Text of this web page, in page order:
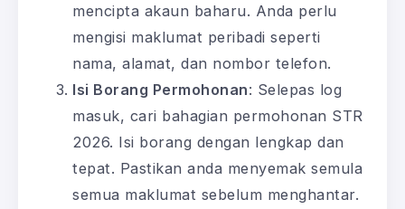
mencipta akaun baharu. Anda perlu
mengisi maklumat peribadi seperti
nama, alamat, dan nombor telefon.
Isi Borang Permohonan: Selepas log
masuk, cari bahagian permohonan STR
2026. Isi borang dengan lengkap dan
tepat. Pastikan anda menyemak semula
semua maklumat sebelum menghantar.